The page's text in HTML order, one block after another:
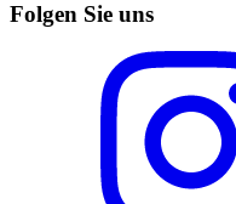
Folgen Sie uns